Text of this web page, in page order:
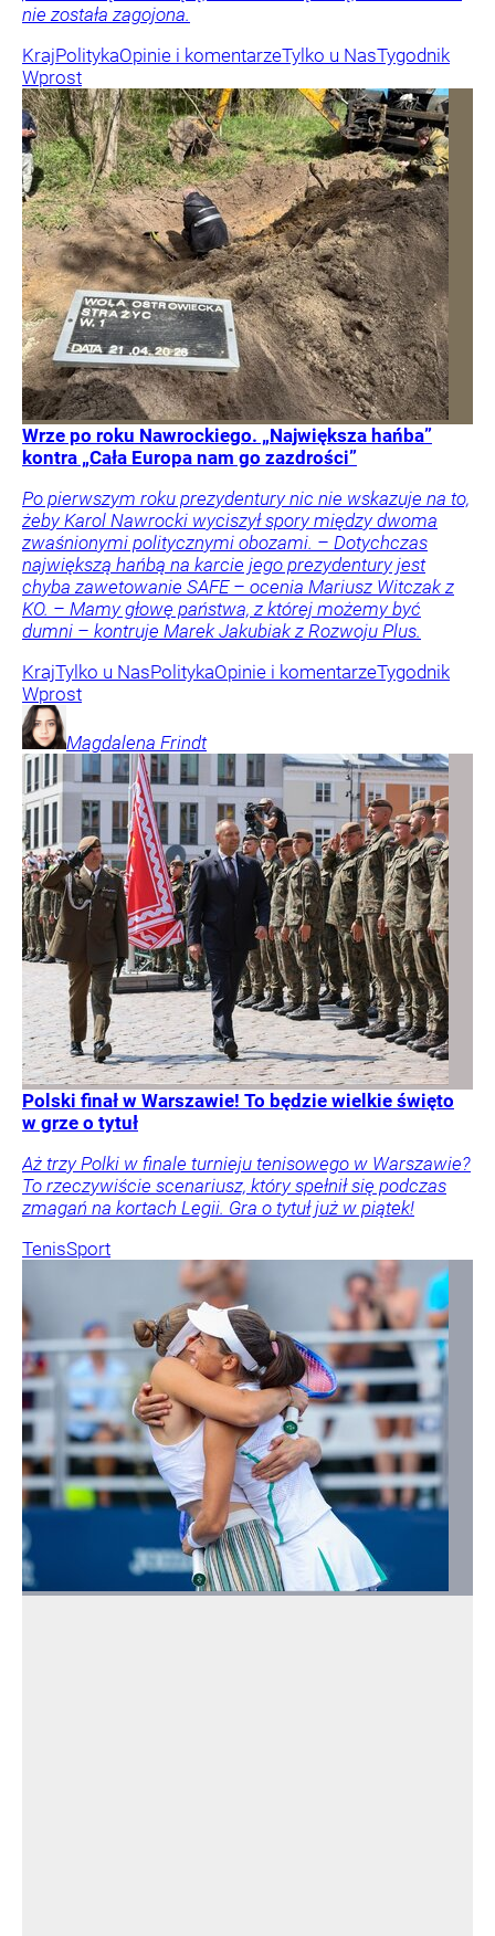
nie została zagojona.
KrajPolitykaOpinie i komentarzeTylko u NasTygodnik
Wprost
Wrze po roku Nawrockiego. „Największa hańba”
kontra „Cała Europa nam go zazdrości”
Po pierwszym roku prezydentury nic nie wskazuje na to,
żeby Karol Nawrocki wyciszył spory między dwoma
zwaśnionymi politycznymi obozami. – Dotychczas
największą hańbą na karcie jego prezydentury jest
chyba zawetowanie SAFE – ocenia Mariusz Witczak z
KO. – Mamy głowę państwa, z której możemy być
dumni – kontruje Marek Jakubiak z Rozwoju Plus.
KrajTylko u NasPolitykaOpinie i komentarzeTygodnik
Wprost
Magdalena Frindt
Polski finał w Warszawie! To będzie wielkie święto
w grze o tytuł
Aż trzy Polki w finale turnieju tenisowego w Warszawie?
To rzeczywiście scenariusz, który spełnił się podczas
zmagań na kortach Legii. Gra o tytuł już w piątek!
TenisSport